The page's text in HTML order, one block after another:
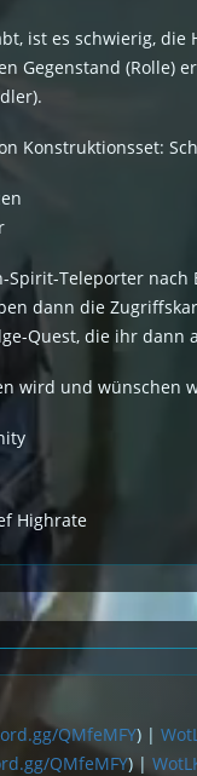
ist es schwierig,
Gegenstand
Konstruktionsset:
Teleporter nach
dann die
Quest, die ihr dann
wird und wünschen
Highrate
QMfeMFY) |
QMfeMFY) |